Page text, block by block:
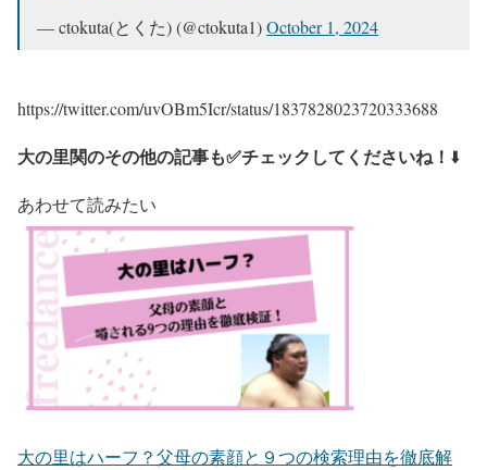
— ctokuta(とくた) (@ctokuta1)October 1, 2024
https://twitter.com/uvOBm5Icr/status/1837828023720333688
大の里関のその他の記事も✅チェックしてくださいね！ ⬇️
あわせて読みたい
大の里はハーフ？父母の素顔と９つの検索理由を徹底解